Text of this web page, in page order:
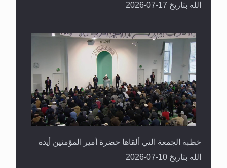
الله بتاريخ 17-07-2026
خطبة الجمعة التي ألقاها حضرة أمير المؤمنين أيده
الله بتاريخ 10-07-2026